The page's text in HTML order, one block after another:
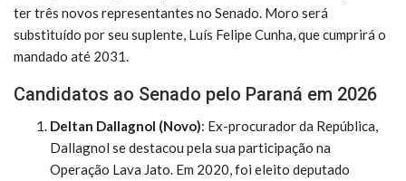
ter três novos representantes no Senado. Moro será
substituído por seu suplente, Luís Felipe Cunha, que cumprirá o
mandado até 2031.
Candidatos ao Senado pelo Paraná em 2026
Deltan Dallagnol (Novo): Ex-procurador da República,
Dallagnol se destacou pela sua participação na
Operação Lava Jato. Em 2020, foi eleito deputado